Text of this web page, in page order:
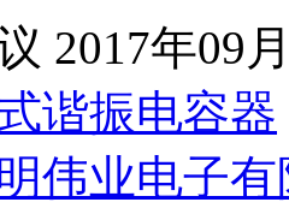
2017年09
谐振电容器
伟业电子